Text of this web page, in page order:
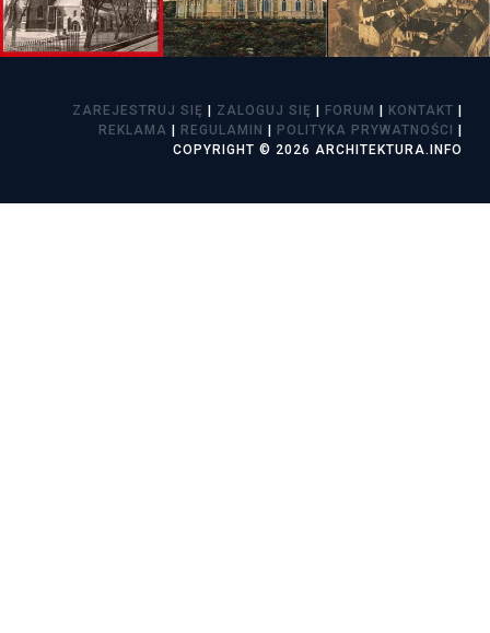
ZAREJESTRUJ SIĘ | ZALOGUJ SIĘ | FORUM | KONTAKT |
REKLAMA | REGULAMIN | POLITYKA PRYWATNOŚCI |
COPYRIGHT © 2026 ARCHITEKTURA.INFO